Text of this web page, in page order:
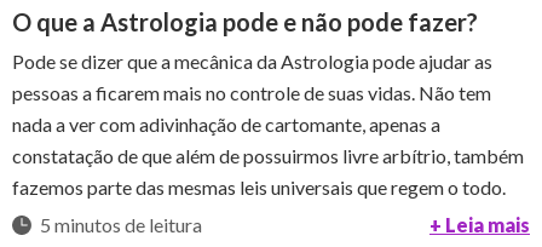
O que a Astrologia pode e não pode fazer?
Pode se dizer que a mecânica da Astrologia pode ajudar as
pessoas a ficarem mais no controle de suas vidas. Não tem
nada a ver com adivinhação de cartomante, apenas a
constatação de que além de possuirmos livre arbítrio, também
fazemos parte das mesmas leis universais que regem o todo.
5 minutos de leitura
+ Leia mais